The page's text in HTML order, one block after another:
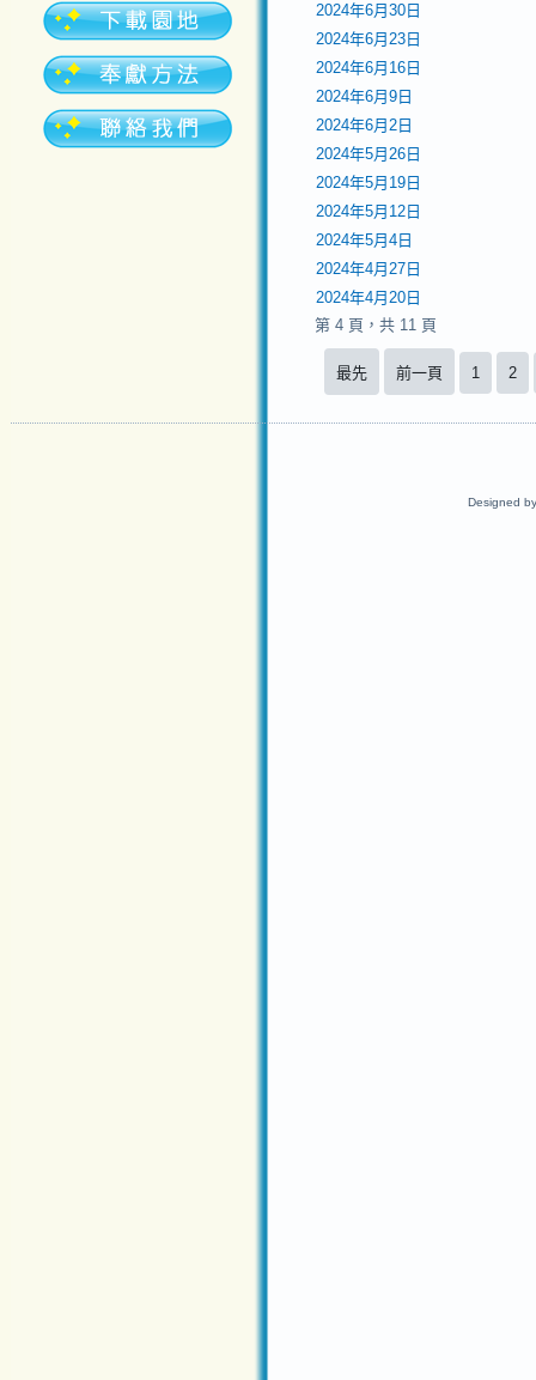
2024年6月30日
2024年6月23日
2024年6月16日
2024年6月9日
2024年6月2日
2024年5月26日
2024年5月19日
2024年5月12日
2024年5月4日
2024年4月27日
2024年4月20日
第 4 頁，共 11 頁
最先 前一頁 1 2
Designed